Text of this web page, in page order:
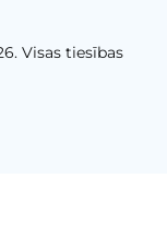
Visas tiesības